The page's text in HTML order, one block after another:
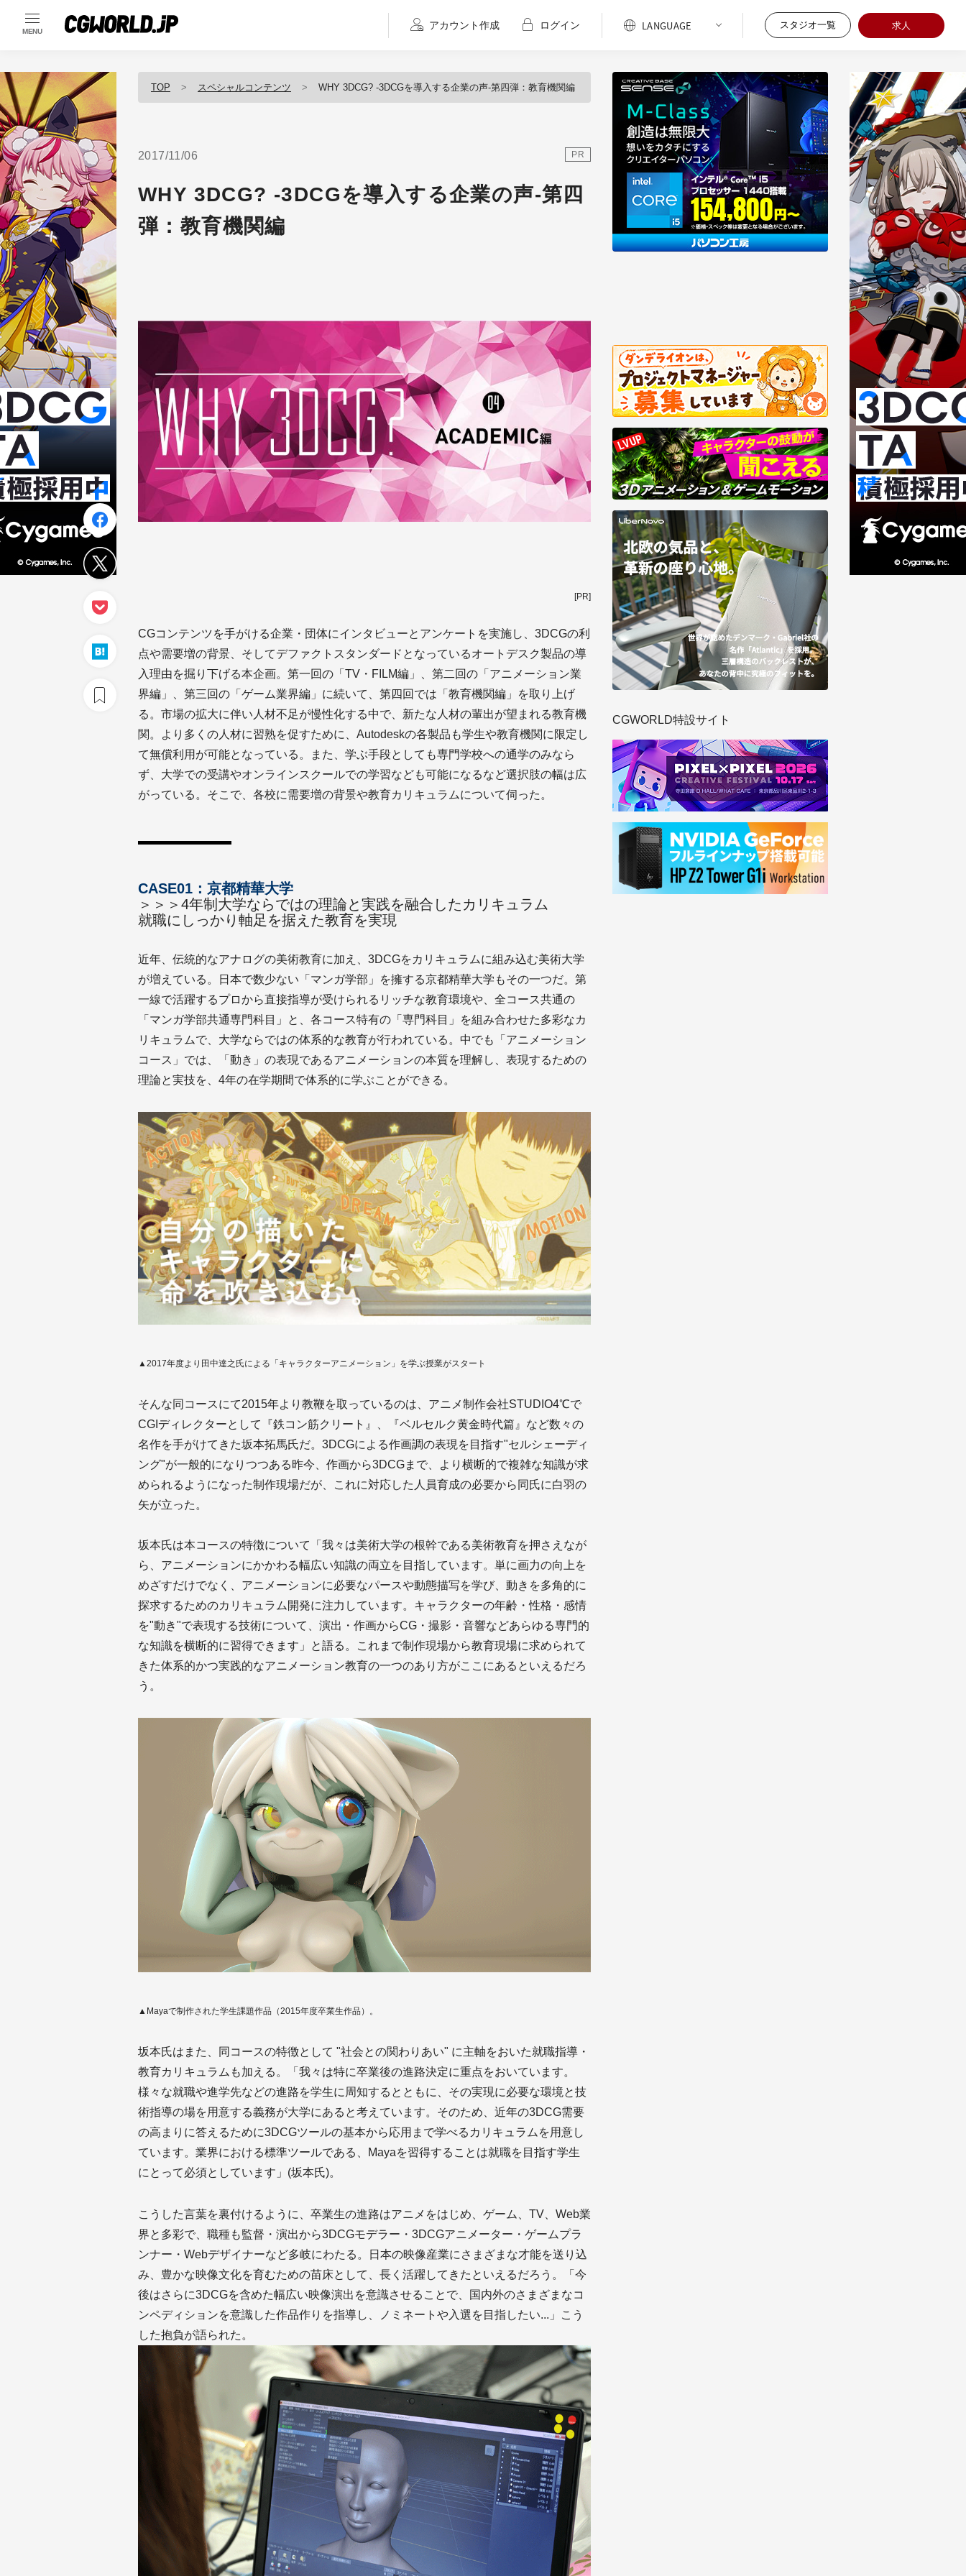
MENU
アカウント作成 ログイン スタジオ一覧 求人
TOP スペシャルコンテンツ WHY 3DCG? -3DCGを導入する企業の声-第四弾：教育機関編
2017/11/06 PR
WHY 3DCG? -3DCGを導入する企業の声-第四
弾：教育機関編
[PR]
CGコンテンツを手がける企業・団体にインタビューとアンケートを実施し、3DCGの利
点や需要増の背景、そしてデファクトスタンダードとなっているオートデスク製品の導
入理由を掘り下げる本企画。第一回の「TV・FILM編」、第二回の「アニメーション業
界編」、第三回の「ゲーム業界編」に続いて、第四回では「教育機関編」を取り上げ
る。市場の拡大に伴い人材不足が慢性化する中で、新たな人材の輩出が望まれる教育機
関。より多くの人材に習熟を促すために、Autodeskの各製品も学生や教育機関に限定し
て無償利用が可能となっている。また、学ぶ手段としても専門学校への通学のみなら
ず、大学での受講やオンラインスクールでの学習なども可能になるなど選択肢の幅は広
がっている。そこで、各校に需要増の背景や教育カリキュラムについて伺った。
CASE01：京都精華大学
＞＞＞4年制大学ならではの理論と実践を融合したカリキュラム
就職にしっかり軸足を据えた教育を実現
近年、伝統的なアナログの美術教育に加え、3DCGをカリキュラムに組み込む美術大学
が増えている。日本で数少ない「マンガ学部」を擁する京都精華大学もその一つだ。第
一線で活躍するプロから直接指導が受けられるリッチな教育環境や、全コース共通の
「マンガ学部共通専門科目」と、各コース特有の「専門科目」を組み合わせた多彩なカ
リキュラムで、大学ならではの体系的な教育が行われている。中でも「アニメーション
コース」では、「動き」の表現であるアニメーションの本質を理解し、表現するための
理論と実技を、4年の在学期間で体系的に学ぶことができる。
▲2017年度より田中達之氏による「キャラクターアニメーション」を学ぶ授業がスタート
そんな同コースにて2015年より教鞭を取っているのは、アニメ制作会社STUDIO4℃で
CGIディレクターとして『鉄コン筋クリート』、『ベルセルク黄金時代篇』など数々の
名作を手がけてきた坂本拓馬氏だ。3DCGによる作画調の表現を目指す"セルシェーディ
ング"が一般的になりつつある昨今、作画から3DCGまで、より横断的で複雑な知識が求
められるようになった制作現場だが、これに対応した人員育成の必要から同氏に白羽の
矢が立った。
坂本氏は本コースの特徴について「我々は美術大学の根幹である美術教育を押さえなが
ら、アニメーションにかかわる幅広い知識の両立を目指しています。単に画力の向上を
めざすだけでなく、アニメーションに必要なパースや動態描写を学び、動きを多角的に
探求するためのカリキュラム開発に注力しています。キャラクターの年齢・性格・感情
を"動き"で表現する技術について、演出・作画からCG・撮影・音響などあらゆる専門的
な知識を横断的に習得できます」と語る。これまで制作現場から教育現場に求められて
きた体系的かつ実践的なアニメーション教育の一つのあり方がここにあるといえるだろ
う。
▲Mayaで制作された学生課題作品（2015年度卒業生作品）。
坂本氏はまた、同コースの特徴として "社会との関わりあい" に主軸をおいた就職指導・
教育カリキュラムも加える。「我々は特に卒業後の進路決定に重点をおいています。
様々な就職や進学先などの進路を学生に周知するとともに、その実現に必要な環境と技
術指導の場を用意する義務が大学にあると考えています。そのため、近年の3DCG需要
の高まりに答えるために3DCGツールの基本から応用まで学べるカリキュラムを用意し
ています。業界における標準ツールである、Mayaを習得することは就職を目指す学生
にとって必須としています」(坂本氏)。
こうした言葉を裏付けるように、卒業生の進路はアニメをはじめ、ゲーム、TV、Web業
界と多彩で、職種も監督・演出から3DCGモデラー・3DCGアニメーター・ゲームプラ
ンナー・Webデザイナーなど多岐にわたる。日本の映像産業にさまざまな才能を送り込
み、豊かな映像文化を育むための苗床として、長く活躍してきたといえるだろう。「今
後はさらに3DCGを含めた幅広い映像演出を意識させることで、国内外のさまざまなコ
ンペディションを意識した作品作りを指導し、ノミネートや入選を目指したい...」こう
した抱負が語られた。
CGWORLD特設サイト